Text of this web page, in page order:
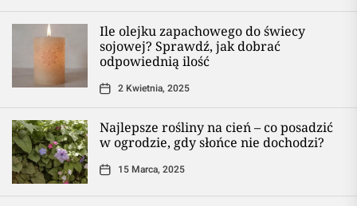
Ile olejku zapachowego do świecy
sojowej? Sprawdź, jak dobrać
odpowiednią ilość
2 Kwietnia, 2025
Najlepsze rośliny na cień – co posadzić
w ogrodzie, gdy słońce nie dochodzi?
15 Marca, 2025